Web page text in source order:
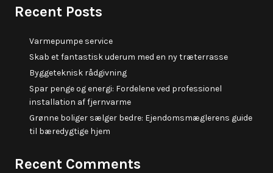
Recent Posts
Varmepumpe service
Skab et fantastisk uderum med en ny træterrasse
Byggeteknisk rådgivning
Spar penge og energi: Fordelene ved professionel
installation af fjernvarme
Grønne boliger sælger bedre: Ejendomsmæglerens guide
til bæredygtige hjem
Recent Comments